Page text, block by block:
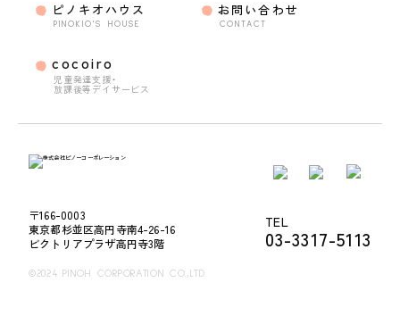
〒166-0003
東京都杉並区高円寺南4-26-16
ビクトリアプラザ高円寺3階
TEL
03-3317-5113
©2024 PINOH CORPORATION CO.,LTD.
ピノキオハウス
PINOKIO'S HOUSE
cocoiro
児童発達支援・
放課後等デイサービス
お問い合わせ
CONTACT